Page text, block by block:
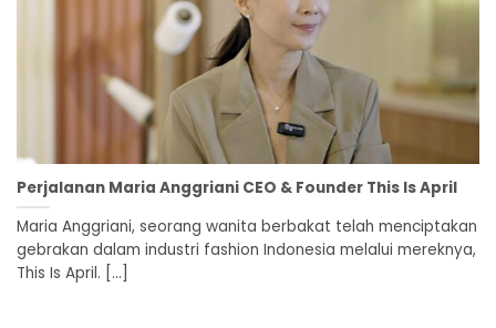
Perjalanan Maria Anggriani CEO & Founder This Is April
Maria Anggriani, seorang wanita berbakat telah menciptakan
gebrakan dalam industri fashion Indonesia melalui mereknya,
This Is April. [...]